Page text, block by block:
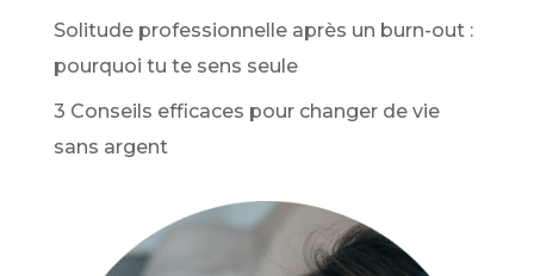
Solitude professionnelle après un burn-out :
pourquoi tu te sens seule
3 Conseils efficaces pour changer de vie
sans argent